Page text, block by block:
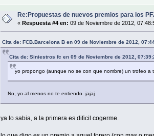
Re:Propuestas de nuevos premios para los
« Respuesta #4 en: 09 de Noviembre de 2012,
Cita de: FCB.Barcelona B en 09 de Noviembre de 2012,
Cita de: Siniestros fc en 09 de Noviembre de 2012,
yo propongo (aunque no se con que nombre) un trofeo
No, yo al menos no te entiendo. jajaj
ya lo sabia, a la primera es dificil cogerme.